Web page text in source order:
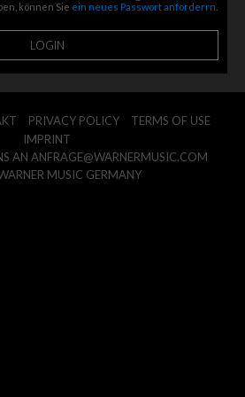
können Sie ein neues Passwort anforderrn
PRIVACY POLICY
TERMS OF USE
IMPRINT
AN ANFRAGE@WARNERMUSIC.COM
MUSIC GERMANY